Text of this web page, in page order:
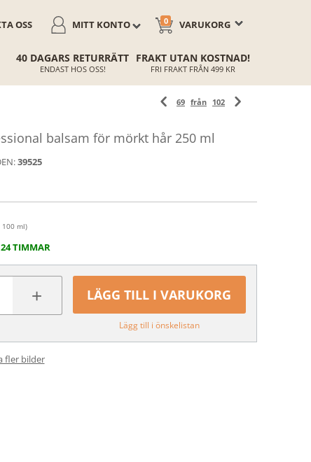
VARUKORG
0
MITT KONTO
OSS
40 DAGARS RETURRÄTT
ENDAST HOS OSS!
FRAKT UTAN KOSTNAD!
FRI FRAKT FRÅN 499 KR
69 från 102
balsam för mörkt hår 250 ml
39525
ml)
TIMMAR
+ LÄGG TILL I VARUKORG
Lägg till i önskelistan
fler bilder